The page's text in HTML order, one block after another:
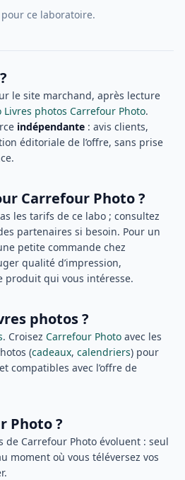
ce laboratoire.
le site marchand, après lecture
Livres photos Carrefour Photo.
indépendante : avis clients,
éditoriale de l’offre, sans prise
Carrefour Photo ?
les tarifs de ce labo ; consultez
partenaires si besoin. Pour un
petite commande chez
qualité d’impression,
produit qui vous intéresse.
photos ?
. Croisez Carrefour Photo avec les
(cadeaux, calendriers) pour
compatibles avec l’offre de
Photo ?
de Carrefour Photo évoluent : seul
moment où vous téléversez vos